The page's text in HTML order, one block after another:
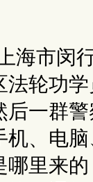
上海市闵
法轮功
后一群
机、电
哪里来